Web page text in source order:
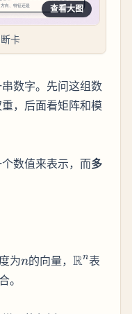
查看大图
卡
数字。先问这组数
，后面看矩阵和模
数值来表示，而多
为n
n的向量，Rn表
。